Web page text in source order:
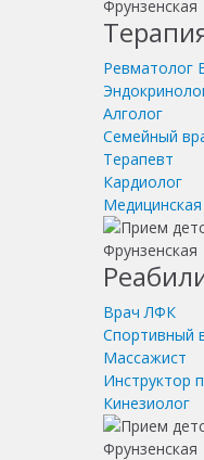
Ревматолог
Алголог
Семейный
Терапевт
Кардиолог
Медицинская
Врач ЛФК
Спортивный
Массажист
Инструктор
Кинезиолог